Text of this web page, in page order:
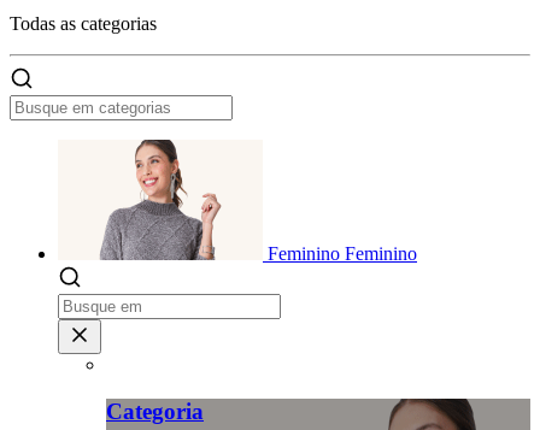
Todas as categorias
Feminino Feminino
Categoria